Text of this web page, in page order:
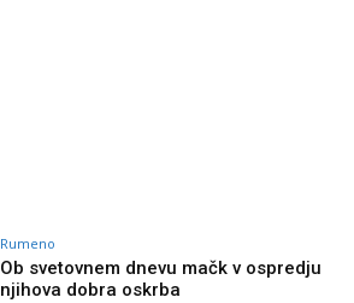
Rumeno
Ob svetovnem dnevu mačk v ospredju
njihova dobra oskrba